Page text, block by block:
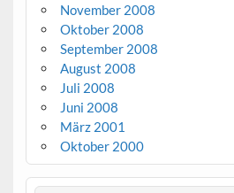
November 2008
Oktober 2008
September 2008
August 2008
Juli 2008
Juni 2008
März 2001
Oktober 2000